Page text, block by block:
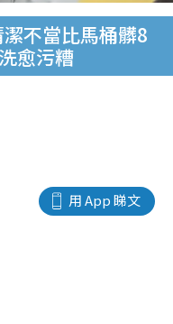
不當比馬桶髒8
愈污糟
用 App 睇文